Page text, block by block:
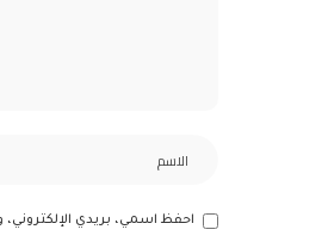
احفظ اسمي، بريدي